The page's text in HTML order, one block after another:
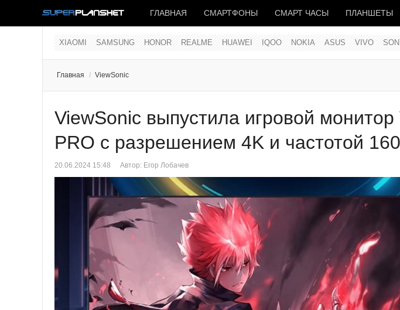
ГЛАВНАЯ СМАРТФОНЫ СМАРТ ЧАСЫ ПЛАНШЕТЫ
XIAOMI SAMSUNG HONOR REALME HUAWEI IQOO NOKIA ASUS VIVO
Главная / ViewSonic
ViewSonic выпустила игровой
PRO с разрешением 4K и частотой
20.06.2024 15:48 Автор: Егор Лобачев